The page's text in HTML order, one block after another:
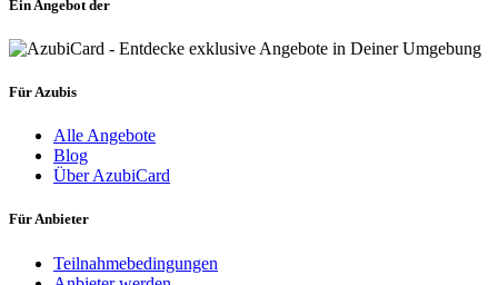
Ein Angebot der
Für Azubis
Alle Angebote
Blog
Über AzubiCard
Für Anbieter
Teilnahmebedingungen